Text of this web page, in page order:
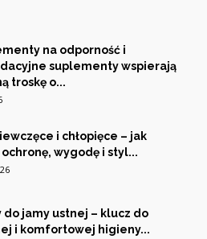
na odporność i
suplementy wspierają
troskę o...
i chłopięce – jak
ochronę, wygodę i styl...
do jamy ustnej – klucz do
i komfortowej higieny...